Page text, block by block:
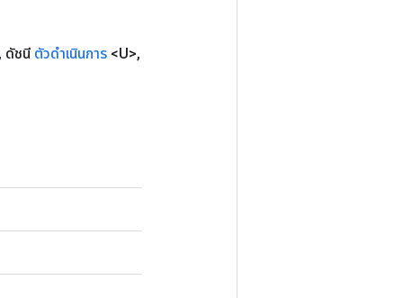
, ดัชนี ตัวดำเนินการ <U>,